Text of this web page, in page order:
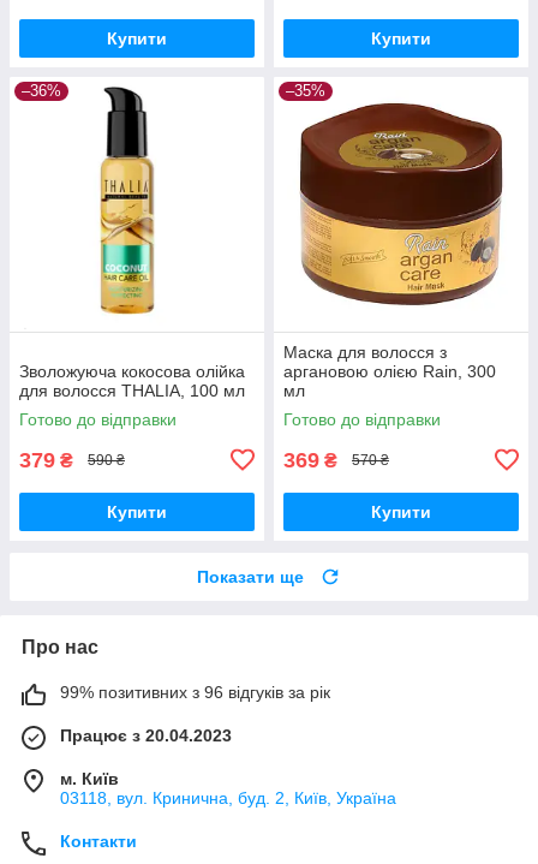
Купити Купити
–36%
Зволожуюча кокосова олійка
для волосся THALIA, 100 мл
Готово до відправки
379 ₴ 590 ₴
Купити
–35%
Маска для волосся з
аргановою олією Rain, 300
мл
Готово до відправки
369 ₴ 570 ₴
Купити
Показати ще
Про нас
99% позитивних з 96 відгуків за рік
Працює з 20.04.2023
м. Київ
03118, вул. Кринична, буд. 2, Київ, Україна
Контакти